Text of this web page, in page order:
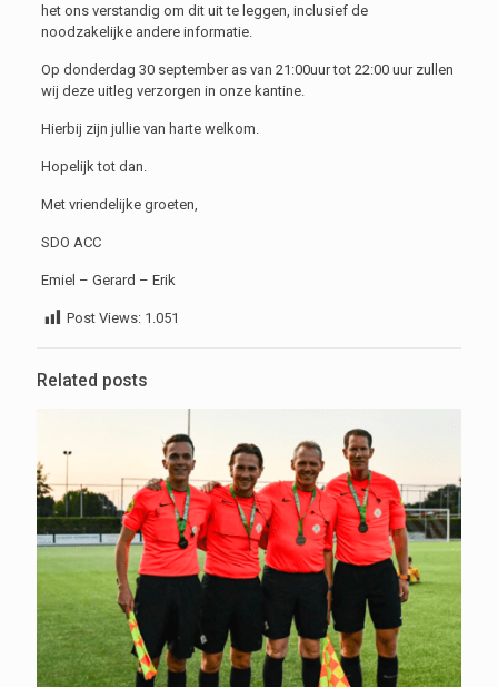
het ons verstandig om dit uit te leggen, inclusief de
noodzakelijke andere informatie.
Op donderdag 30 september as van 21:00uur tot 22:00 uur zullen
wij deze uitleg verzorgen in onze kantine.
Hierbij zijn jullie van harte welkom.
Hopelijk tot dan.
Met vriendelijke groeten,
SDO ACC
Emiel – Gerard – Erik
Post Views: 1.051
Related posts